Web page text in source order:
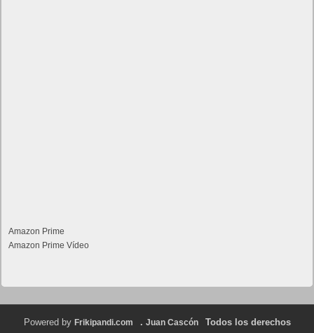
Amazon Prime
Amazon Prime Vídeo
Powered by Frikipandi.com . Juan Cascón Todos los derechos